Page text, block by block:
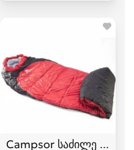
Campsor საძილე